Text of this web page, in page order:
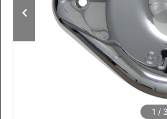
1 / 3